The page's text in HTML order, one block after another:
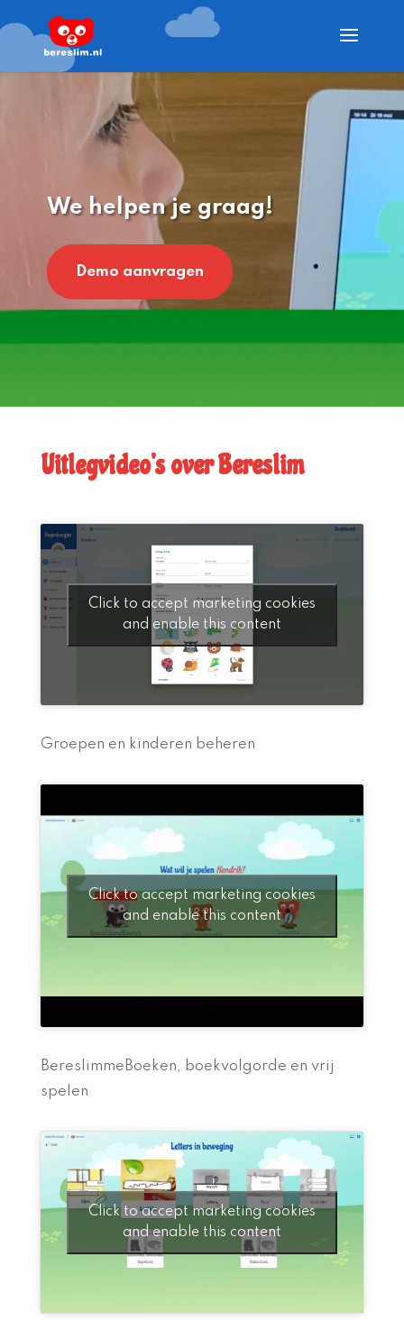
We helpen je graag!
Demo aanvragen
Uitlegvideo’s over Bereslim
Click to accept marketing cookies
and enable this content
Groepen en kinderen beheren
Click to accept marketing cookies
and enable this content
BereslimmeBoeken, boekvolgorde en vrij
spelen
Click to accept marketing cookies
and enable this content